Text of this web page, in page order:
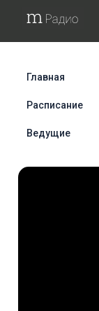
Главная
Расписание
Ведущие